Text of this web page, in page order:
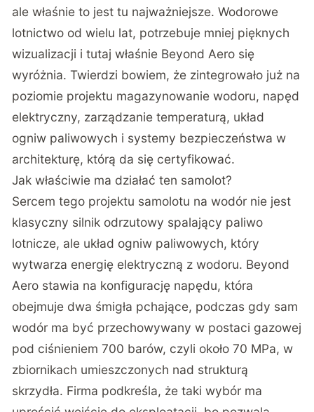
ale właśnie to jest tu najważniejsze. Wodorowe
lotnictwo od wielu lat, potrzebuje mniej pięknych
wizualizacji i tutaj właśnie Beyond Aero się
wyróżnia. Twierdzi bowiem, że zintegrowało już na
poziomie projektu magazynowanie wodoru, napęd
elektryczny, zarządzanie temperaturą, układ
ogniw paliwowych i systemy bezpieczeństwa w
architekturę, którą da się certyfikować.
Jak właściwie ma działać ten samolot?
Sercem tego projektu samolotu na wodór nie jest
klasyczny silnik odrzutowy spalający paliwo
lotnicze, ale układ ogniw paliwowych, który
wytwarza energię elektryczną z wodoru. Beyond
Aero stawia na konfigurację napędu, która
obejmuje dwa śmigła pchające, podczas gdy sam
wodór ma być przechowywany w postaci gazowej
pod ciśnieniem 700 barów, czyli około 70 MPa, w
zbiornikach umieszczonych nad strukturą
skrzydła. Firma podkreśla, że taki wybór ma